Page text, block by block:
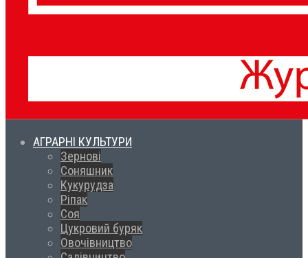
АГРАРНІ КУЛЬТУРИ
Зернові
Соняшник
Кукурудза
Ріпак
Соя
Цукровий буряк
Овочівництво